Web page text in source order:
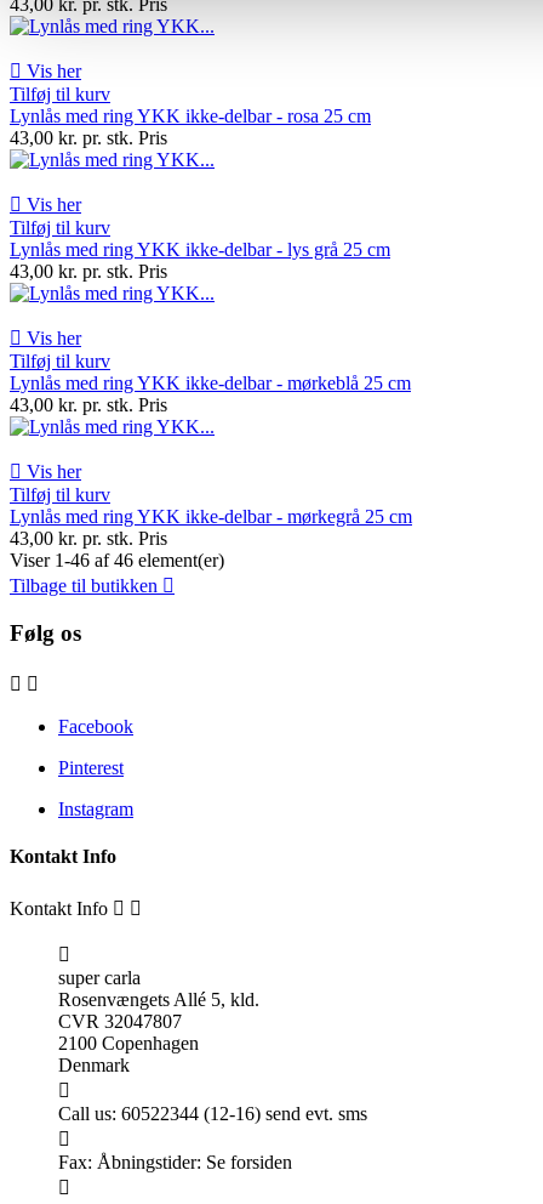
 Vis her
Tilføj til kurv
Lynlås med ring YKK ikke-delbar - rosa 25 cm
43,00 kr. pr. stk. Pris
 Vis her
Tilføj til kurv
Lynlås med ring YKK ikke-delbar - lys grå 25 cm
43,00 kr. pr. stk. Pris
 Vis her
Tilføj til kurv
Lynlås med ring YKK ikke-delbar - mørkeblå 25 cm
43,00 kr. pr. stk. Pris
 Vis her
Tilføj til kurv
Lynlås med ring YKK ikke-delbar - mørkegrå 25 cm
43,00 kr. pr. stk. Pris
Viser 1-46 af 46 element(er)
Tilbage til butikken 
Følg os
 
Facebook
Pinterest
Instagram
Kontakt Info
Kontakt Info  

super carla
Rosenvængets Allé 5, kld.
CVR 32047807
2100 Copenhagen
Denmark

Call us: 60522344 (12-16) send evt. sms

Fax: Åbningstider: Se forsiden
